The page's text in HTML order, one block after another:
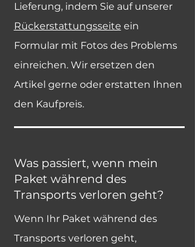
Lieferung, indem Sie auf unserer
Rückerstattungsseite ein
Formular mit Fotos des Problems
einreichen. Wir ersetzen den
Artikel gerne oder erstatten Ihnen
den Kaufpreis.
Was passiert, wenn mein
Paket während des
Transports verloren geht?
Wenn Ihr Paket während des
Transports verloren geht,